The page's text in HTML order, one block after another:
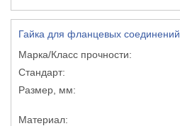
Гайка для фланцевых соединений